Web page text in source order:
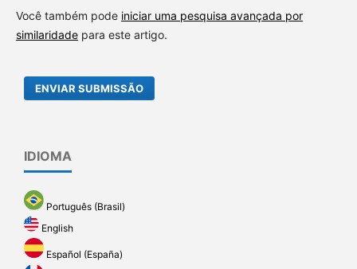
Você também pode iniciar uma pesquisa avançada por
similaridadepara este artigo.
ENVIAR SUBMISSÃO
IDIOMA
Português (Brasil)
English
Español (España)